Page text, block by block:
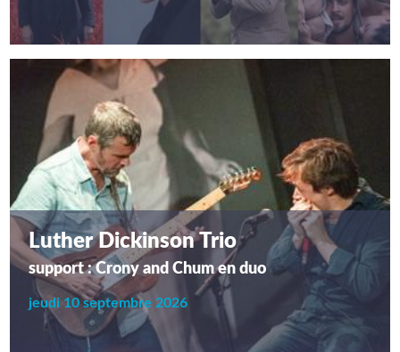
Luther Dickinson Trio
support : Crony and Chum en duo
jeudi 10 septembre 2026